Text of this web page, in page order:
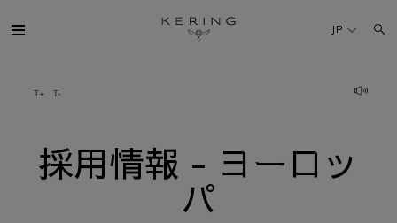
用
情
人材
JP
採用情報 - ヨーロッ
パ